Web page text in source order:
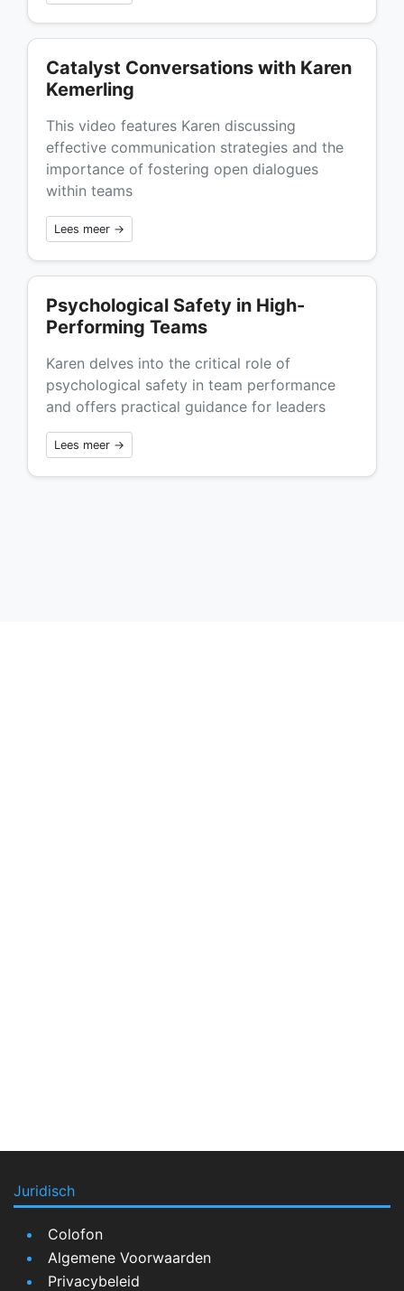
Catalyst Conversations with Karen
Kemerling
This video features Karen discussing
effective communication strategies and the
importance of fostering open dialogues
within teams
Lees meer →
Psychological Safety in High-
Performing Teams
Karen delves into the critical role of
psychological safety in team performance
and offers practical guidance for leaders
Lees meer →
Juridisch
Colofon
Algemene Voorwaarden
Privacybeleid